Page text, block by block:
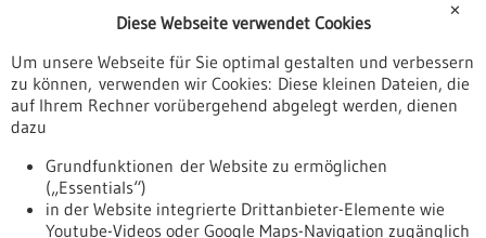
Veranstaltungen
Erscheinungsdatum
✕
Diese Webseite verwendet Cookies
Um unsere Webseite für Sie optimal gestalten und verbessern
zu können, verwenden wir Cookies: Diese kleinen Dateien, die
auf Ihrem Rechner vorübergehend abgelegt werden, dienen
dazu
Grundfunktionen der Website zu ermöglichen
(„Essentials“)
in der Website integrierte Drittanbieter-Elemente wie
Youtube-Videos oder Google Maps-Navigation zugänglich